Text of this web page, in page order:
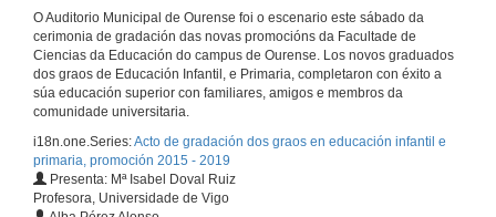
O Auditorio Municipal de Ourense foi o escenario este sábado da
cerimonia de gradación das novas promocións da Facultade de
Ciencias da Educación do campus de Ourense. Los novos graduados
dos graos de Educación Infantil, e Primaria, completaron con éxito a
súa educación superior con familiares, amigos e membros da
comunidade universitaria.
i18n.one.Series:Acto de gradación dos graos en educación infantil e
primaria, promoción 2015 - 2019
Presenta: Mª Isabel Doval Ruiz
Profesora, Universidade de Vigo
22 de xuño de 2019
Intervención de la madrina de Grado de Educación Primaria, D.ª Julia de la Montaña Miguélez